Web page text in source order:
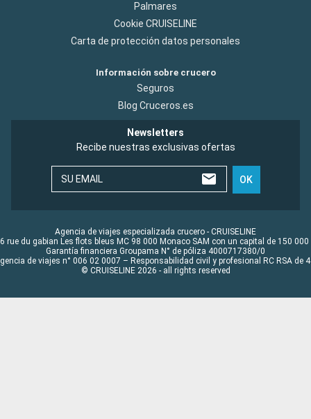
Palmares
Cookie CRUISELINE
Carta de protección datos personales
Información sobre crucero
Seguros
Blog Cruceros.es
Newsletters
Recibe nuestras exclusivas ofertas
SU EMAIL OK
Agencia de viajes especializada crucero - CRUISELINE
rue du gabian Les flots bleus MC 98 000 Monaco SAM con un capital de 150 000
Garantía financiera Groupama N° de póliza 4000717380/0
de viajes n° 006 02 0007 – Responsabilidad civil y profesional RC RSA de
© CRUISELINE 2026 - all rights reserved